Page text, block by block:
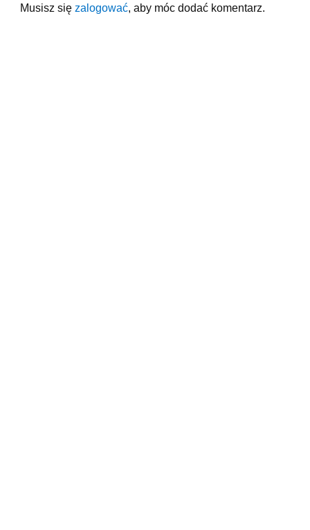
Musisz się zalogować , aby móc dodać komentarz.